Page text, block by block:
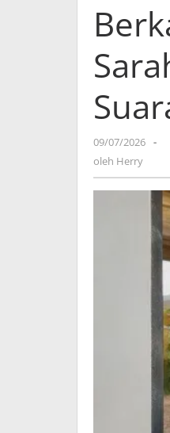
09/07/2026 oleh
-
oleh Herry